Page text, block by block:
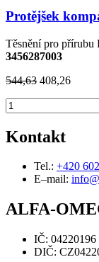
Protějšek
Těsnění pro přírubu
3456287003
544,63 408,26
Kontakt
Tel.: +420
E–mail:
ALFA-
IČ: 04220196
DIČ: